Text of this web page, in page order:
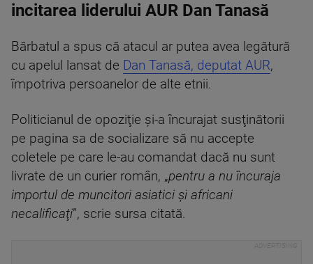
incitarea liderului AUR Dan Tanasă
Bărbatul a spus că atacul ar putea avea legătură
cu apelul lansat de Dan Tanasă, deputat AUR,
împotriva persoanelor de alte etnii.
Politicianul de opoziţie şi-a încurajat susţinătorii
pe pagina sa de socializare să nu accepte
coletele pe care le-au comandat dacă nu sunt
livrate de un curier român, „pentru a nu încuraja
importul de muncitori asiatici şi africani
necalificaţi”, scrie sursa citată.